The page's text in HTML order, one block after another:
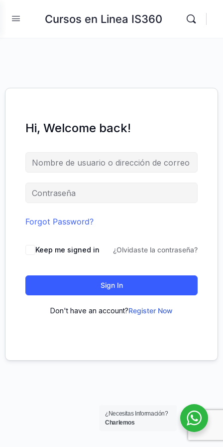
Cursos en Linea IS360
Hi, Welcome back!
Forgot Password?
Keep me signed in ¿Olvidaste la contraseña?
Sign In
Don't have an account?Register Now
¿Necesitas Información?
Charlemos